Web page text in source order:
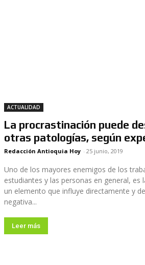
ACTUALIDAD
La procrastinación puede
otras patologías, según
Redacción Antioquia Hoy - 25 junio, 2019
Uno de los mayores enemigos de los
estudiantes y las personas en general, es
un elemento que influye directamente y
negativa...
Leer más